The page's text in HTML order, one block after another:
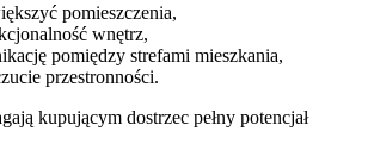
pomieszczenia,
wnętrz,
pomiędzy strefami mieszkania,
przestronności.
kupującym dostrzec pełny potencjał